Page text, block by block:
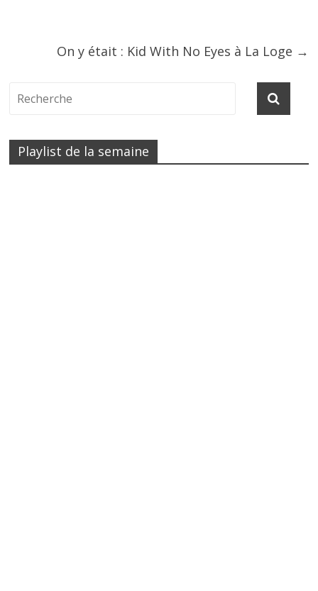
On y était : Kid With No Eyes à La Loge →
Playlist de la semaine